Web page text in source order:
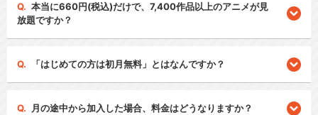
本当に660円(税込)だけで、7,400作品以上のアニメが見
放題ですか？
「はじめての方は初月無料」とはなんですか？
月の途中から加入した場合、料金はどうなりますか？